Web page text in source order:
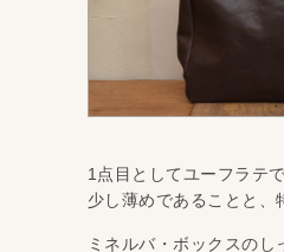
1点目としてユーフラテ
少し薄めであることと、
ミネルバ・ボックスのし